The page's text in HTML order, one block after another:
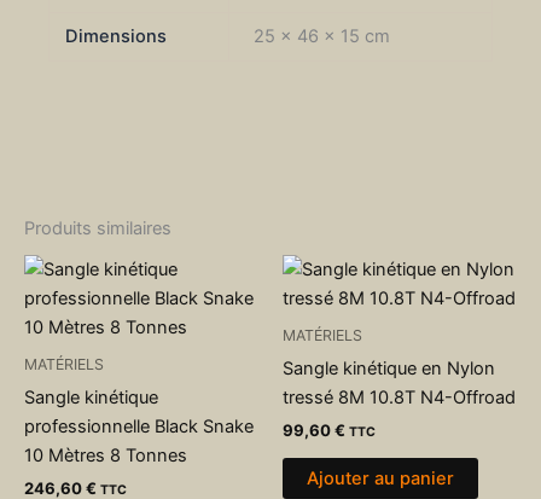
Dimensions 25 × 46 × 15 cm
Produits similaires
MATÉRIELS
Sangle kinétique
professionnelle Black Snake
10 Mètres 8 Tonnes
246,60€ TTC
MATÉRIELS
Sangle kinétique en Nylon
tressé 8M 10.8T N4-Offroad
99,60€ TTC
Ajouter au panier